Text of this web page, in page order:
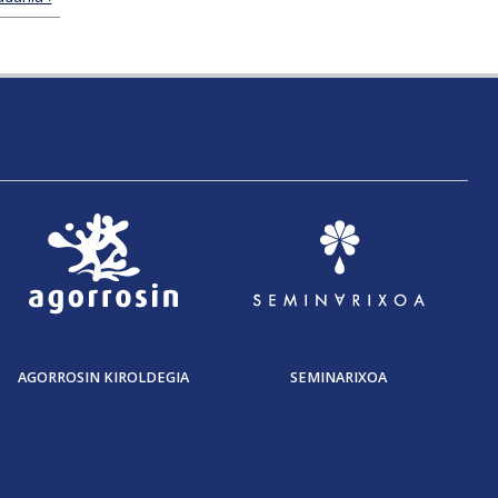
AGORROSIN KIROLDEGIA SEMINARIXOA